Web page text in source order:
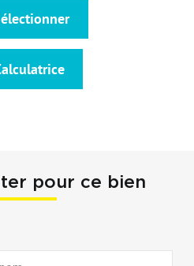
pour ce bien